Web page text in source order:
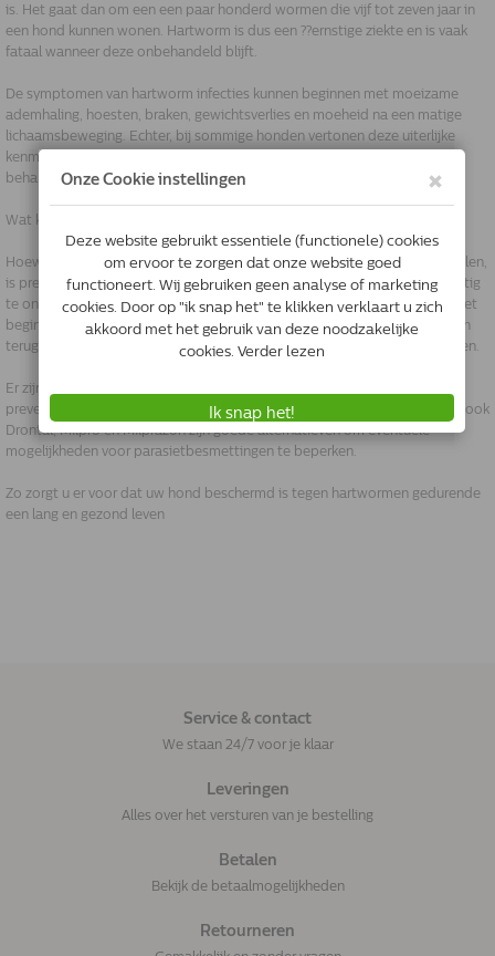
is. Het gaat dan om een een paar honderd wormen die vijf tot zeven jaar in
een hond kunnen wonen. Hartworm is dus een ??ernstige ziekte en is vaak
fataal wanneer deze onbehandeld blijft.
De symptomen van hartworm infecties kunnen beginnen met moeizame
ademhaling, hoesten, braken, gewichtsverlies en moeheid na een matige
lichaamsbeweging. Echter, bij sommige honden vertonen deze uiterlijke
kenmerken van hartwormen zich pas in een later stadium hetgeen
behandeling complexer maakt.
Wat kan er aan preventie gedaan worden
Hoewel er producten beschikbaar zijn om hartworm infecties te behandelen,
is preventie de beste methode. Het is daarom cruciaal om uw hond regeltig
te ontwormen. Dierenartsen raden honden eigenaren doorgaans aan in het
begin van de lente (wanneer temperaturen beginnen te stijgen en muggen
terug komen) te beginnen met een kuur en deze 4 maal per jaar te herhalen.
Er zijn verschillenden ontwormingsmiddelen geschikt om hartworm
preventief aan te pakken. De meest bekende (oudste) is Milbemax, maar ook
Drontal, Milpro en Milprazon zijn goede alternatieven om eventuele
mogelijkheden voor parasietbesmettingen te beperken.
Zo zorgt u er voor dat uw hond beschermd is tegen hartwormen gedurende
een lang en gezond leven
Service & contact
We staan 24/7 voor je klaar
Leveringen
Alles over het versturen van je bestelling
Betalen
Bekijk de betaalmogelijkheden
Retourneren